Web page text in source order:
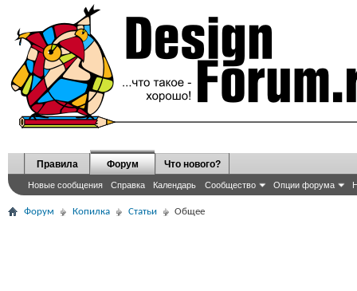
Правила Форум
Новые сообщения Справка Календарь Сообщество Опции форума
Что нового?
Форум Копилка Статьи Общее